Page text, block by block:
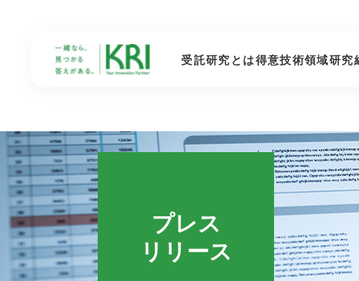
受託研究とは得意技術領域研究
プレス
リリース